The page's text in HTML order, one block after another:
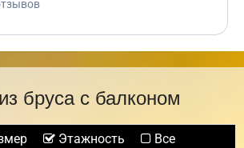
бруса с балконом
Этажность Все